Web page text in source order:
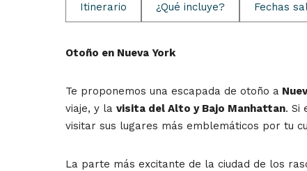
Itinerario ¿Qué incluye? Fechas
Otoño en Nueva York
Te proponemos una escapada de otoño a
viaje, y la visita del Alto y Bajo Manhattan. Si
visitar sus lugares más emblemáticos por tu
La parte más excitante de la ciudad de los